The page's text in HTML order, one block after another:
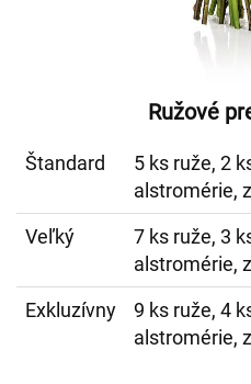
Ružové
Štandard
5 ks ruže, 2
alstromérie,
Veľký
7 ks ruže, 3
alstromérie,
Exkluzívny
9 ks ruže, 4
alstromérie,